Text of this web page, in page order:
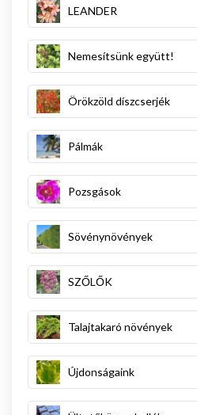
LEANDER
Nemesítsünk együtt!
Örökzöld díszcserjék
Pálmák
Pozsgások
Sövénynövények
SZŐLŐK
Talajtakaró növények
Újdonságaink